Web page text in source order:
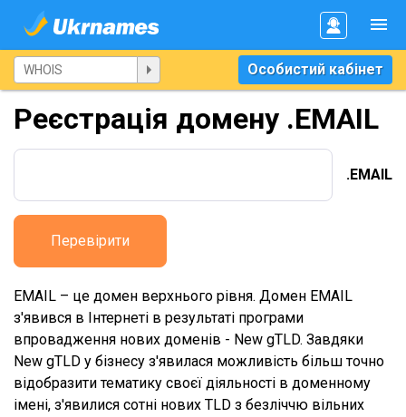
Особистий кабінет
Реєстрація домену .EMAIL
.EMAIL
Перевірити
EMAIL – це домен верхнього рівня. Домен EMAIL
з'явився в Інтернеті в результаті програми
впровадження нових доменів - New gTLD. Завдяки
New gTLD у бізнесу з'явилася можливість більш точно
відобразити тематику своєї діяльності в доменному
імені, з'явилися сотні нових TLD з безліччю вільних